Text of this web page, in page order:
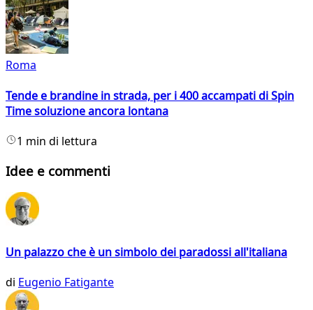
Roma
Tende e brandine in strada, per i 400 accampati di Spin
Time soluzione ancora lontana
1 min di lettura
Idee e commenti
Un palazzo che è un simbolo dei paradossi all'italiana
di Eugenio Fatigante